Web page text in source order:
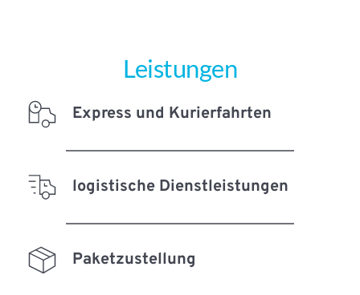
Leistungen
Express und Kurierfahrten
logistische Dienstleistungen
Paketzustellung